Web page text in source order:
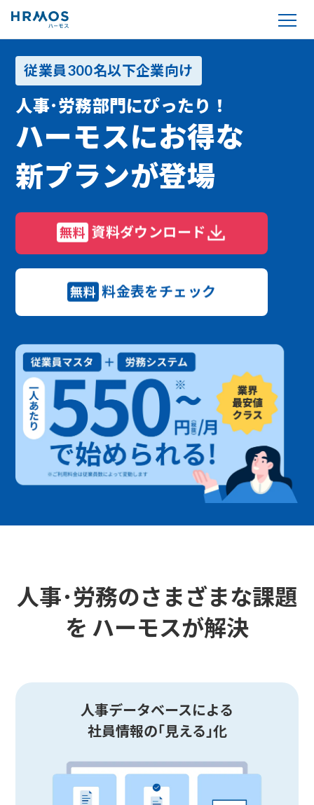
従業員300名以下企業向け
人事･労務部門にぴったり！
ハーモスにお得な
新プランが登場
無料 資料ダウンロード
無料 料金表をチェック
人事･労務のさまざまな課題
を ハーモスが解決
人事データベースによる
社員情報の｢見える｣化